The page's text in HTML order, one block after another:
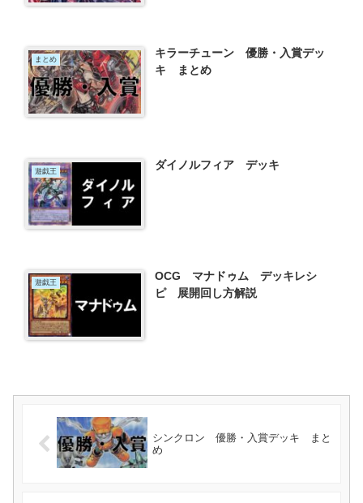
まとめ
キラーチューン 優勝・入賞デッ
キ まとめ
遊戯王 ダイノルフィア デッキ
遊戯王
OCG マナドゥム デッキレシ
ピ 展開回し方解説
シンクロン 優勝・入賞デッキ まと
め